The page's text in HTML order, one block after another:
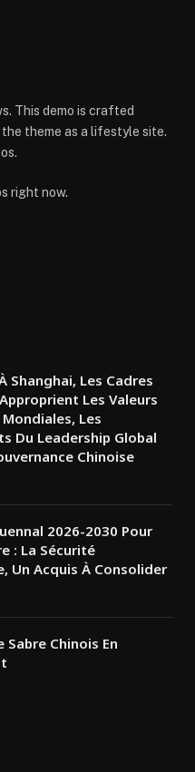
This demo is crafted
theme as a lifestyle site.
right now.
Shanghai, Les Cadres
Les Valeurs
Les
Du Leadership Global
Chinoise
2026-2030 Pour
: La Sécurité
Un Acquis À Consolider
Sabre Chinois En